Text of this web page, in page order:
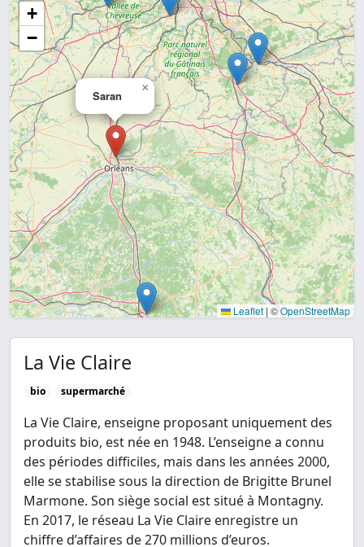
Saran
×
+
−
Leaflet | ©OpenStreetMap
La Vie Claire
bio supermarché
La Vie Claire, enseigne proposant uniquement des
produits bio, est née en 1948. L’enseigne a connu
des périodes difficiles, mais dans les années 2000,
elle se stabilise sous la direction de Brigitte Brunel
Marmone. Son siège social est situé à Montagny.
En 2017, le réseau La Vie Claire enregistre un
chiffre d’affaires de 270 millions d’euros.